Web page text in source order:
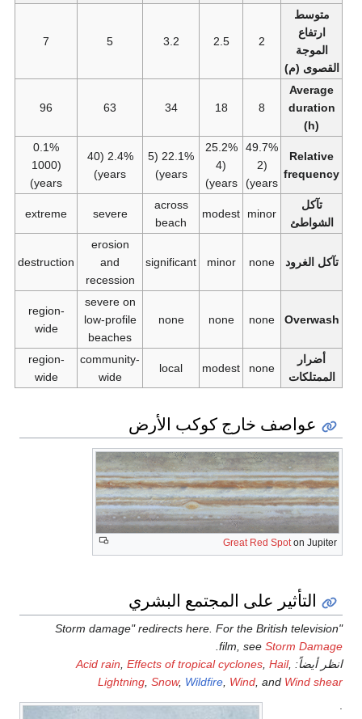
متوسط
ارتفاع
الموجة
القصوى (م)
2
2.5
3.2
5
7
Average
duration
(h)
8
18
34
63
96
Relative
frequency
49.7%
(2
years)
25.2%
(4
years)
22.1% (5
years)
2.4% (40
years)
0.1%
(1000
years)
تآكل
الشواطئ
minor
modest
across
beach
severe
extreme
تآكل الغرود none
minor
significant
erosion
and
recession
destruction
Overwash
none
none
none
severe on
low-profile
beaches
region-
wide
أضرار
الممتلكات
none
modest
local
community-
wide
region-
wide
عواصف خارج كوكب الأرض
Great Red Spoton Jupiter
التأثير على المجتمع البشري
"Storm damage" redirects here. For the British television
film, see Storm Damage
.
انظر أيضاً:
Acid rain, Effects of tropical cyclones, Hail,
Lightning, Snow, Wildfire, Wind, and Wind shear
.